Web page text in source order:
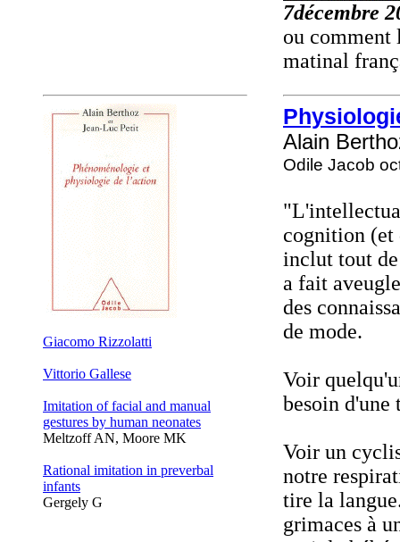
7décembre
ou comment
matinal
Giacomo Rizzolatti
Vittorio Gallese
Imitation of facial and manual
gestures by human neonates
Meltzoff AN, Moore MK
Rational imitation in preverbal
infants
Gergely G
Alain
Odile Jacob
cognition (et
inclut tout de
a fait
des
de mode.
Voir
besoin
Voir un
notre
tire la
grimaces à